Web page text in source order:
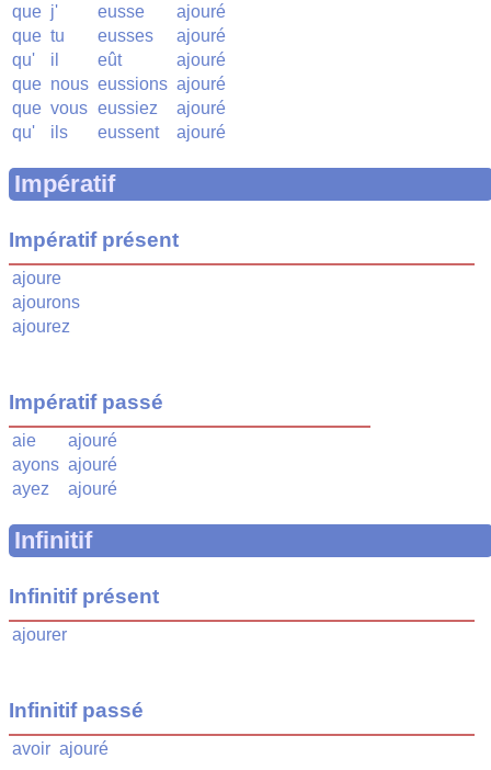
que j' eusse
ajouré
que tu eusses
ajouré
qu'
il eût
ajouré
que nous eussions ajouré
que vous eussiez
ajouré
qu'
ils eussent ajouré
Impératif
Impératif présent
ajoure
ajourons
ajourez
Impératif passé
aie
ajouré
ayons ajouré
ayez
ajouré
Infinitif
Infinitif présent
ajourer
Infinitif passé
avoir ajouré